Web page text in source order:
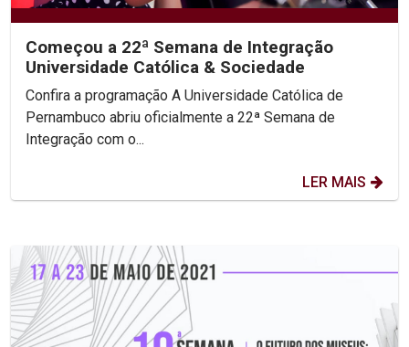
Começou a 22ª Semana de Integração
Universidade Católica & Sociedade
Confira a programação A Universidade Católica de
Pernambuco abriu oficialmente a 22ª Semana de
Integração com o...
LER MAIS